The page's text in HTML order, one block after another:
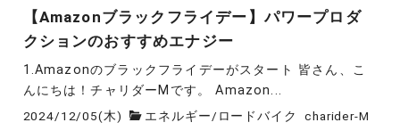
【Amazonブラックフライデー】パワープロダ
クションのおすすめエナジー
1.Amazonのブラックフライデーがスタート 皆さん、こ
んにちは！チャリダーMです。 Amazon...
2024/12/05(木) エネルギー/ ロードバイク charider-M